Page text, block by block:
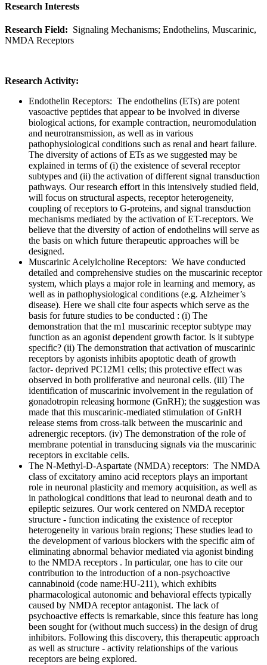
Research Interests
Research Field: Signaling Mechanisms; Endothelins, Muscarinic,
NMDA Receptors
Research Activity:
Endothelin Receptors: The endothelins (ETs) are potent
vasoactive peptides that appear to be involved in diverse
biological actions, for example contraction, neuromodulation
and neurotransmission, as well as in various
pathophysiological conditions such as renal and heart failure.
The diversity of actions of ETs as we suggested may be
explained in terms of (i) the existence of several receptor
subtypes and (ii) the activation of different signal transduction
pathways. Our research effort in this intensively studied field,
will focus on structural aspects, receptor heterogeneity,
coupling of receptors to G-proteins, and signal transduction
mechanisms mediated by the activation of ET-receptors. We
believe that the diversity of action of endothelins will serve as
the basis on which future therapeutic approaches will be
designed.
Muscarinic Acelylcholine Receptors: We have conducted
detailed and comprehensive studies on the muscarinic receptor
system, which plays a major role in learning and memory, as
well as in pathophysiological conditions (e.g. Alzheimer’s
disease). Here we shall cite four aspects which serve as the
basis for future studies to be conducted : (i) The
demonstration that the m1 muscarinic receptor subtype may
function as an agonist dependent growth factor. Is it subtype
specific? (ii) The demonstration that activation of muscarinic
receptors by agonists inhibits apoptotic death of growth
factor- deprived PC12M1 cells; this protective effect was
observed in both proliferative and neuronal cells. (iii) The
identification of muscarinic involvement in the regulation of
gonadotropin releasing hormone (GnRH); the suggestion was
made that this muscarinic-mediated stimulation of GnRH
release stems from cross-talk between the muscarinic and
adrenergic receptors. (iv) The demonstration of the role of
membrane potential in transducing signals via the muscarinic
receptors in excitable cells.
The N-Methyl-D-Aspartate (NMDA) receptors: The NMDA
class of excitatory amino acid receptors plays an important
role in neuronal plasticity and memory acquisition, as well as
in pathological conditions that lead to neuronal death and to
epileptic seizures. Our work centered on NMDA receptor
structure - function indicating the existence of receptor
heterogeneity in various brain regions; These studies lead to
the development of various blockers with the specific aim of
eliminating abnormal behavior mediated via agonist binding
to the NMDA receptors . In particular, one has to cite our
contribution to the introduction of a non-psychoactive
cannabinoid (code name:HU-211), which exhibits
pharmacological autonomic and behavioral effects typically
caused by NMDA receptor antagonist. The lack of
psychoactive effects is remarkable, since this feature has long
been sought for (without much success) in the design of drug
inhibitors. Following this discovery, this therapeutic approach
as well as structure - activity relationships of the various
receptors are being explored.